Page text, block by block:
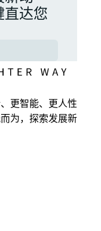
达您
更智能、更人性
为，探索发展新